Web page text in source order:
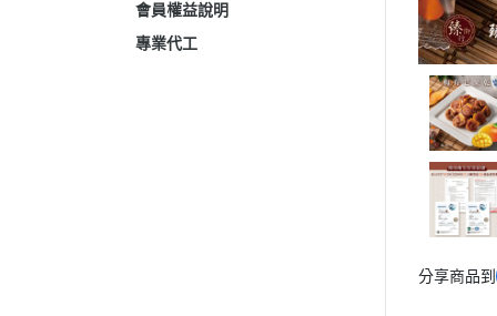
會員權益說明
專業代工
分享商品到